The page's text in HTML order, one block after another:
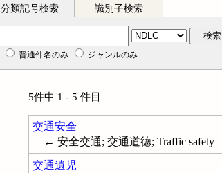
分類記号検索 識別子検索
検索
普通件名のみ ジャンルのみ
5件中 1 - 5 件目
交通安全
← 安全交通; 交通道徳; Traffic safety
交通遺児